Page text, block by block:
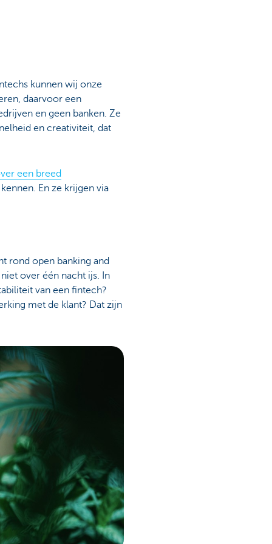
kunnen wij onze
daarvoor een
en geen banken. Ze
en creativiteit, dat
een breed
En ze krijgen via
rond open banking and
over één nacht ijs. In
van een fintech?
met de klant? Dat zijn